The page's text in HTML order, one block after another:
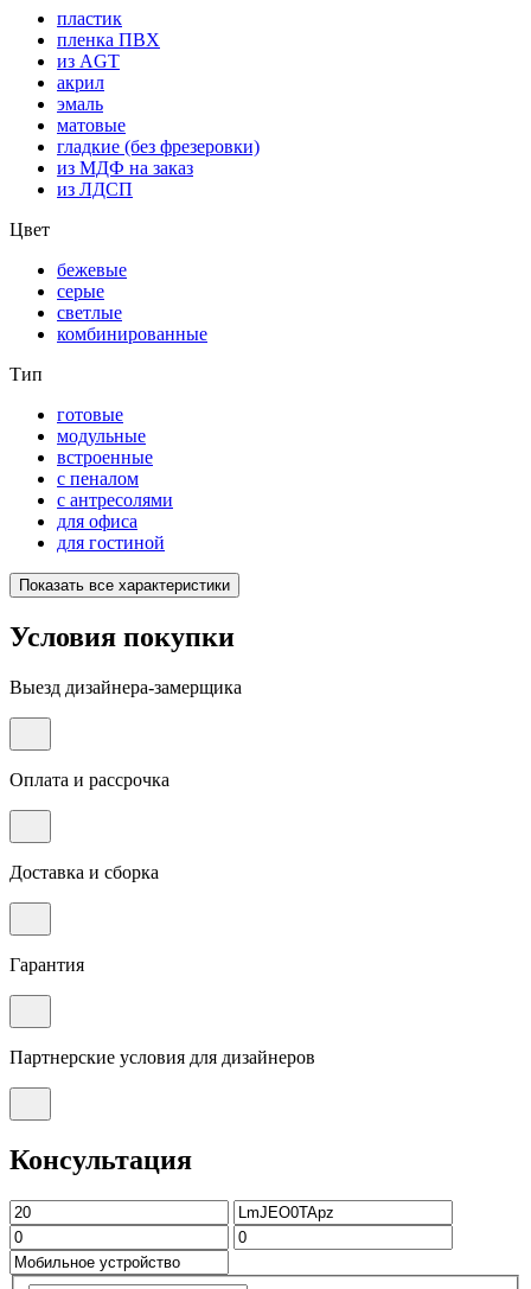
пластик
пленка ПВХ
из AGT
акрил
эмаль
матовые
гладкие (без фрезеровки)
из МДФ на заказ
из ЛДСП
Цвет
бежевые
серые
светлые
комбинированные
Тип
готовые
модульные
встроенные
с пеналом
с антресолями
для офиса
для гостиной
Показать все характеристики
Условия покупки
Выезд дизайнера-замерщика
Оплата и рассрочка
Доставка и сборка
Гарантия
Партнерские условия для дизайнеров
Консультация